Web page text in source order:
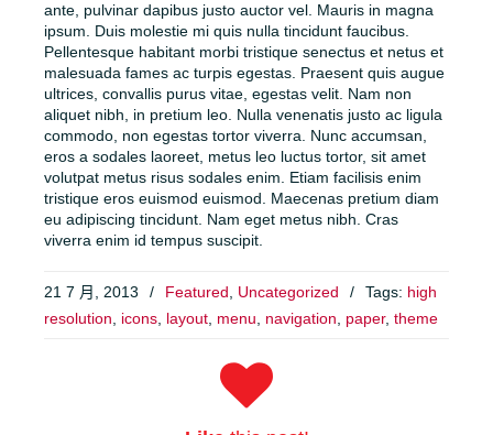
ante, pulvinar dapibus justo auctor vel. Mauris in magna
ipsum. Duis molestie mi quis nulla tincidunt faucibus.
Pellentesque habitant morbi tristique senectus et netus et
malesuada fames ac turpis egestas. Praesent quis augue
ultrices, convallis purus vitae, egestas velit. Nam non
aliquet nibh, in pretium leo. Nulla venenatis justo ac ligula
commodo, non egestas tortor viverra. Nunc accumsan,
eros a sodales laoreet, metus leo luctus tortor, sit amet
volutpat metus risus sodales enim. Etiam facilisis enim
tristique eros euismod euismod. Maecenas pretium diam
eu adipiscing tincidunt. Nam eget metus nibh. Cras
viverra enim id tempus suscipit.
21 7 月, 2013 / Featured, Uncategorized / Tags: high
resolution, icons, layout, menu, navigation, paper, theme